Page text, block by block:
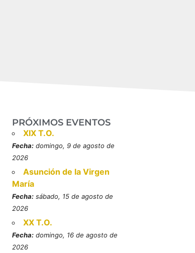
(MO)
PRÓXIMOS EVENTOS
XIX T.O.
Fecha: domingo, 9 de agosto de
2026
Asunción de la Virgen
María
Fecha: sábado, 15 de agosto de
2026
XX T.O.
Fecha: domingo, 16 de agosto de
2026